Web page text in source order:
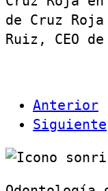
de Cruz
Ruiz, CEO
Anterior
Siguiente